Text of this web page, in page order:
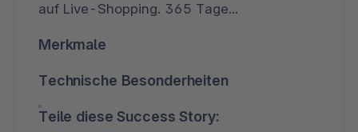
auf Live-Shopping. 365 Tage...
Merkmale
Technische Besonderheiten
Teile diese Success Story: